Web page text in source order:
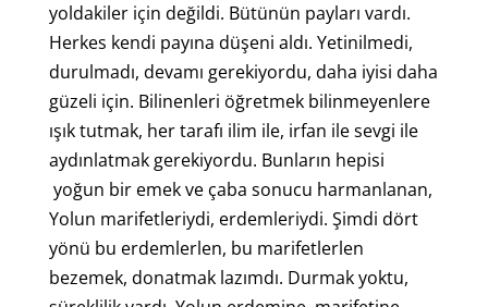
yoldakiler için değildi. Bütünün payları vardı.
Herkes kendi payına düşeni aldı. Yetinilmedi,
durulmadı, devamı gerekiyordu, daha iyisi daha
güzeli için. Bilinenleri öğretmek bilinmeyenlere
ışık tutmak, her tarafı ilim ile, irfan ile sevgi ile
aydınlatmak gerekiyordu. Bunların hepisi
yoğun bir emek ve çaba sonucu harmanlanan,
Yolun marifetleriydi, erdemleriydi. Şimdi dört
yönü bu erdemlerlen, bu marifetlerlen
bezemek, donatmak lazımdı. Durmak yoktu,